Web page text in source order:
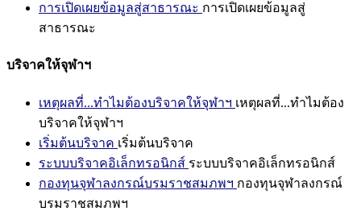
การเปิดเผยข้อมูลสู่สาธารณะ การเปิดเผยข้อมูลสู่
สาธารณะ
บริจาคให้จุฬาฯ
เหตุผลที่...ทำไมต้องบริจาคให้จุฬาฯ เหตุผลที่...ทำไมต้อง
บริจาคให้จุฬาฯ
เริ่มต้นบริจาค เริ่มต้นบริจาค
ระบบบริจาคอิเล็กทรอนิกส์ ระบบบริจาคอิเล็กทรอนิกส์
กองทุนจุฬาลงกรณ์บรมราชสมภพฯ กองทุนจุฬาลงกรณ์
บรมราชสมภพฯ